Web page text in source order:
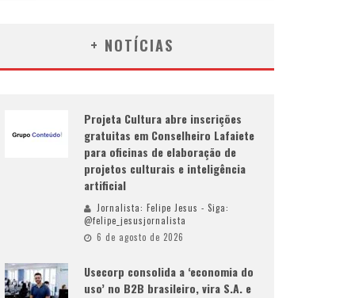
+ NOTÍCIAS
Projeta Cultura abre inscrições
gratuitas em Conselheiro Lafaiete
para oficinas de elaboração de
projetos culturais e inteligência
artificial
Jornalista: Felipe Jesus - Siga:
@felipe_jesusjornalista
6 de agosto de 2026
Usecorp consolida a ‘economia do
uso’ no B2B brasileiro, vira S.A. e